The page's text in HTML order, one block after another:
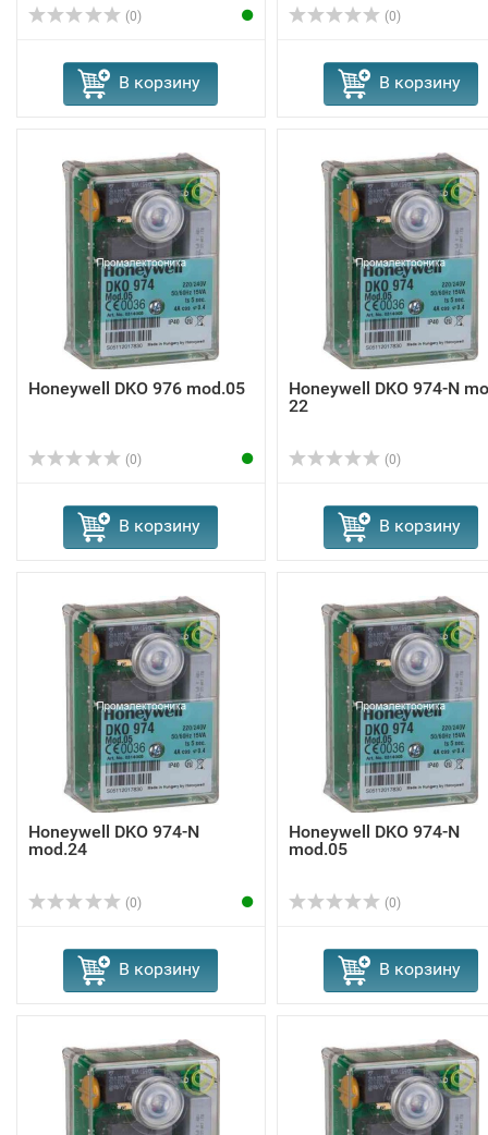
(0)
В корзину
(0)
В корзину
Honeywell DKO 976 mod.05
(0)
В корзину
Honeywell DKO 974-N
22
(0)
В корзину
Honeywell DKO 974-N
mod.24
(0)
В корзину
Honeywell DKO 974-N
mod.05
(0)
В корзину